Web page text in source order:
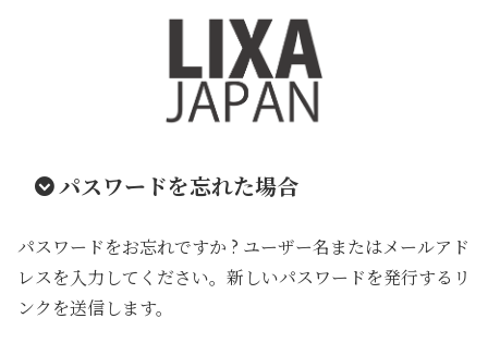
パスワードを忘れた場合
パスワードをお忘れですか ? ユーザー名またはメールアド
レスを入力してください。新しいパスワードを発行するリ
ンクを送信します。